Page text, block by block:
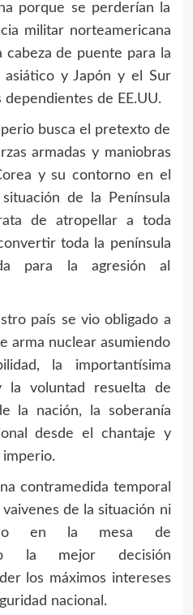
porque se perderían la
militar norteamericana
de puente para la
y Japón y el Sur
de EE.UU.
busca el pretexto de
armadas y maniobras
y su contorno en el
de la Península
de atropellar a toda
toda la península
para la agresión al
país se vio obligado a
arma nuclear asumiendo
la importantísima
la voluntad resuelta de
la nación, la soberanía
desde el chantaje y
imperio.
contramedida temporal
de la situación ni
en la mesa de
la mejor decisión
los máximos intereses
nacional.